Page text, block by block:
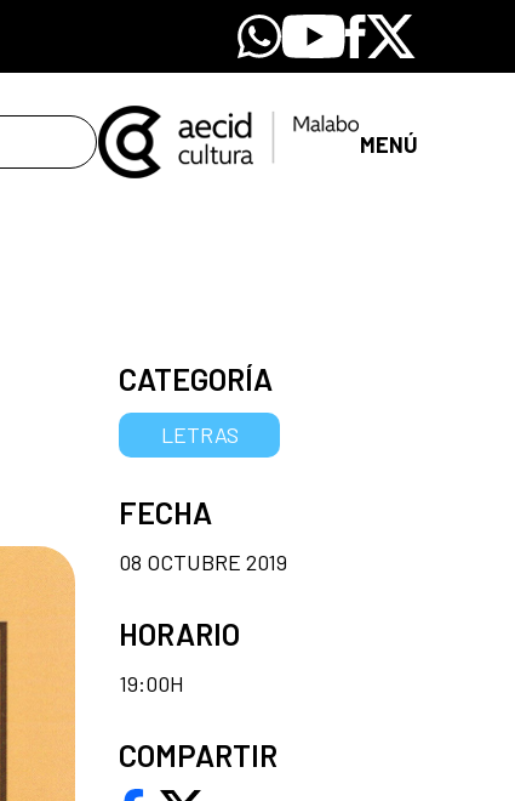
Whatsapp
YoutubeFacebook
X
MENÚ
CATEGORÍA
LETRAS
FECHA
08 OCTUBRE 2019
HORARIO
19:00H
COMPARTIR